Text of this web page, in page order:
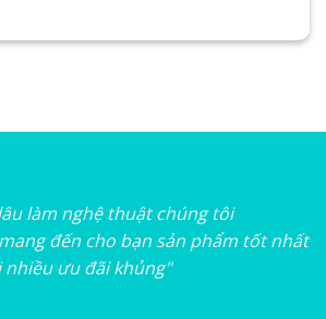
làm nghệ thuật chúng tôi
đến cho bạn sản phẩm tốt nhất
nhiều ưu đãi khủng"